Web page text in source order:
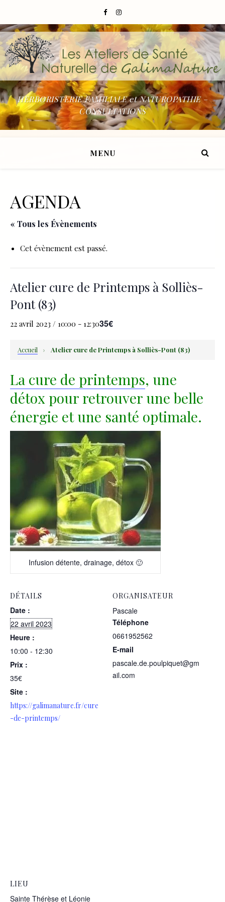
HERBORISTERIE FAMILIALE et NATUROPATHIE –
CONSULTATIONS
MENU
AGENDA
« Tous les Évènements
Cet évènement est passé.
Atelier cure de Printemps à Solliès-
Pont (83)
22 avril 2023 / 10:00 - 12:3035€
Accueil › Atelier cure de Printemps à Solliès-Pont (83)
La cure de printemps, une
détox pour retrouver une belle
énergie et une santé optimale.
Infusion détente, drainage, détox 🙂
DÉTAILS
Date :
22 avril 2023
Heure :
10:00 - 12:30
Prix :
35€
Site :
https://galimanature.fr/cure
-de-printemps/
ORGANISATEUR
Pascale
Téléphone
0661952562
E-mail
pascale.de.poulpiquet@gm
ail.com
LIEU
Sainte Thérèse et Léonie